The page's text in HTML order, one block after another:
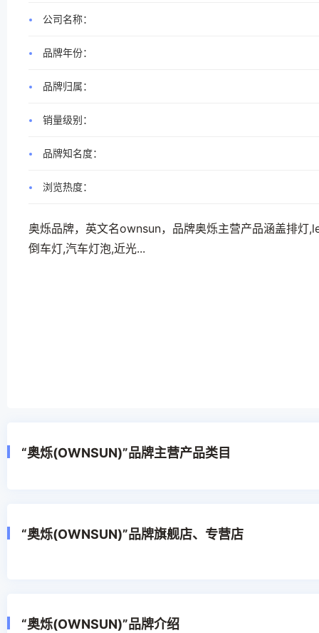
公司名称：
品牌年份：
品牌归属：
销量级别：
品牌知名度：
浏览热度：
奥烁品牌，英文名ownsun，品牌奥烁主营产品涵盖排灯
倒车灯,汽车灯泡,近光...
“奥烁(OWNSUN)”品牌主营产品类目
“奥烁(OWNSUN)”品牌旗舰店、专营店
“奥烁(OWNSUN)”品牌介绍